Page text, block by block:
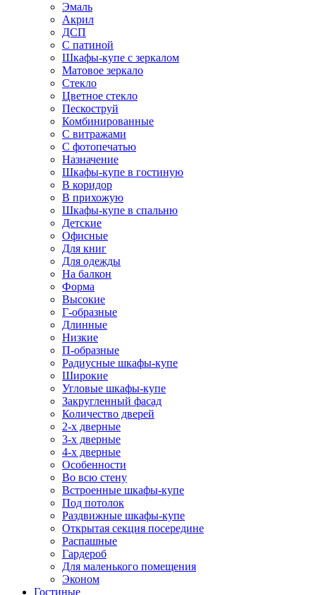
Эмаль
Акрил
ДСП
С патиной
Шкафы-купе с зеркалом
Матовое зеркало
Стекло
Цветное стекло
Пескоструй
Комбинированные
С витражами
С фотопечатью
Назначение
Шкафы-купе в гостиную
В коридор
В прихожую
Шкафы-купе в спальню
Детские
Офисные
Для книг
Для одежды
На балкон
Форма
Высокие
Г-образные
Длинные
Низкие
П-образные
Радиусные шкафы-купе
Широкие
Угловые шкафы-купе
Закругленный фасад
Количество дверей
2-х дверные
3-х дверные
4-х дверные
Особенности
Во всю стену
Встроенные шкафы-купе
Под потолок
Раздвижные шкафы-купе
Открытая секция посередине
Распашные
Гардероб
Для маленького помещения
Эконом
Гостиные